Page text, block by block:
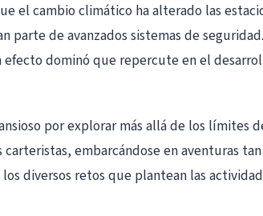
el cambio climático ha alterado las
parte de avanzados sistemas de
dominó que repercute en el
por explorar más allá de los límites
embarcándose en aventuras
diversos retos que plantean las